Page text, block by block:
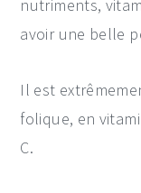
nutriments,
avoir une belle
Il est
folique, en
C.